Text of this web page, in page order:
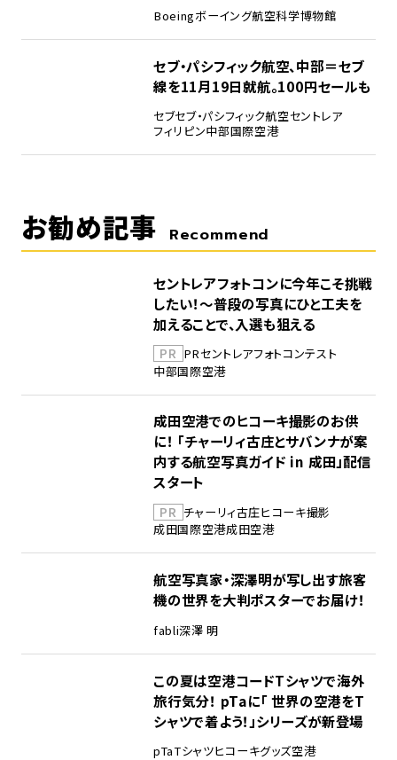
Boeingボーイング航空科学博物館
セブ・パシフィック航空、中部＝セブ
線を11月19日就航。100円セールも
セブセブ・パシフィック航空セントレア
フィリピン中部国際空港
お勧め記事 Recommend
セントレアフォトコンに今年こそ挑戦
したい！～普段の写真にひと工夫を
加えることで、入選も狙える
PR PRセントレアフォトコンテスト
中部国際空港
成田空港でのヒコーキ撮影のお供
に！ 「チャーリィ古庄とサバンナが案
内する航空写真ガイド in 成田」配信
スタート
PR チャーリィ古庄ヒコーキ撮影
成田国際空港成田空港
航空写真家・深澤明が写し出す旅客
機の世界を大判ポスターでお届け！
fabli深澤 明
この夏は空港コードTシャツで海外
旅行気分！ pTaに「 世界の空港をT
シャツで着よう！」シリーズが新登場
pTaTシャツヒコーキグッズ空港